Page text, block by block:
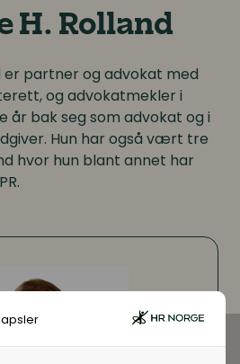
HR
HR
H. Rolland
er partner og advokat med
og advokatmekler i
år bak seg som advokat og i
Hun har også vært tre
hvor hun blant annet har